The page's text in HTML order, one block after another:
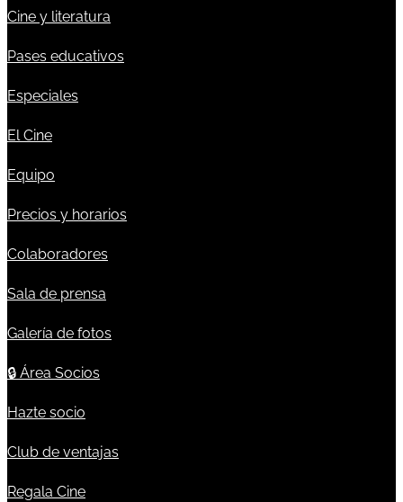
Cine y literatura
Pases educativos
Especiales
El Cine
Equipo
Precios y horarios
Colaboradores
Sala de prensa
Galería de fotos
🔒 Área Socios
Hazte socio
Club de ventajas
Regala Cine